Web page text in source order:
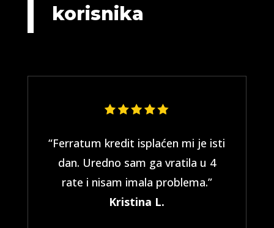
korisnika
“Ferratum kredit isplaćen mi je isti
dan. Uredno sam ga vratila u 4
rate i nisam imala problema.”
Kristina L.